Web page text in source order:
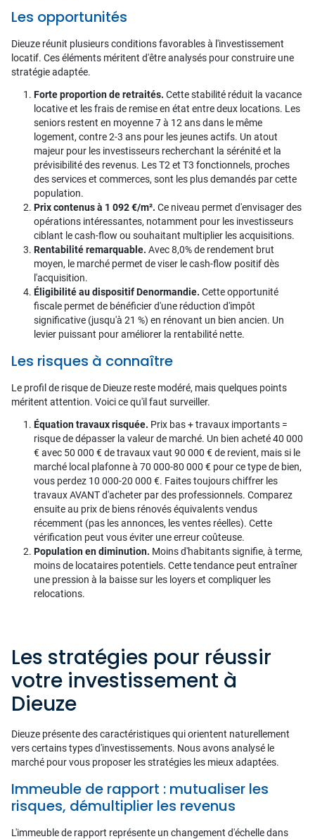
Les opportunités
Dieuze réunit plusieurs conditions favorables à l'investissement
locatif. Ces éléments méritent d'être analysés pour construire une
stratégie adaptée.
Forte proportion de retraités. Cette stabilité réduit la vacance
locative et les frais de remise en état entre deux locations. Les
seniors restent en moyenne 7 à 12 ans dans le même
logement, contre 2-3 ans pour les jeunes actifs. Un atout
majeur pour les investisseurs recherchant la sérénité et la
prévisibilité des revenus. Les T2 et T3 fonctionnels, proches
des services et commerces, sont les plus demandés par cette
population.
Prix contenus à 1 092 €/m². Ce niveau permet d'envisager des
opérations intéressantes, notamment pour les investisseurs
ciblant le cash-flow ou souhaitant multiplier les acquisitions.
Rentabilité remarquable. Avec 8,0% de rendement brut
moyen, le marché permet de viser le cash-flow positif dès
l'acquisition.
Éligibilité au dispositif Denormandie. Cette opportunité
fiscale permet de bénéficier d'une réduction d'impôt
significative (jusqu'à 21 %) en rénovant un bien ancien. Un
levier puissant pour améliorer la rentabilité nette.
Les risques à connaître
Le profil de risque de Dieuze reste modéré, mais quelques points
méritent attention. Voici ce qu'il faut surveiller.
Équation travaux risquée. Prix bas + travaux importants =
risque de dépasser la valeur de marché. Un bien acheté 40 000
€ avec 50 000 € de travaux vaut 90 000 € de revient, mais si le
marché local plafonne à 70 000-80 000 € pour ce type de bien,
vous perdez 10 000-20 000 €. Faites toujours chiffrer les
travaux AVANT d'acheter par des professionnels. Comparez
ensuite au prix de biens rénovés équivalents vendus
récemment (pas les annonces, les ventes réelles). Cette
vérification peut vous éviter une erreur coûteuse.
Population en diminution. Moins d'habitants signifie, à terme,
moins de locataires potentiels. Cette tendance peut entraîner
une pression à la baisse sur les loyers et compliquer les
relocations.
Les stratégies pour réussir
votre investissement à
Dieuze
Dieuze présente des caractéristiques qui orientent naturellement
vers certains types d'investissements. Nous avons analysé le
marché pour vous proposer les stratégies les mieux adaptées.
Immeuble de rapport : mutualiser les
risques, démultiplier les revenus
L'immeuble de rapport représente un changement d'échelle dans